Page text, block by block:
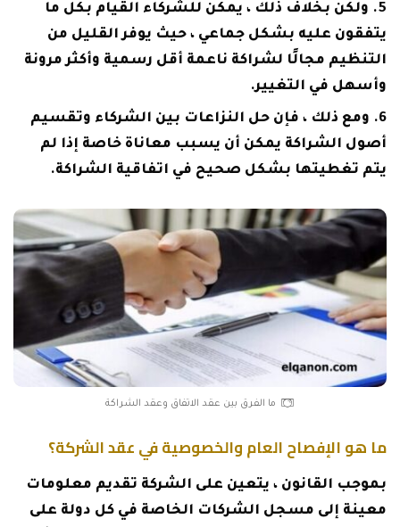
ولكن بخلاف ذلك ، يمكن للشركاء القيام بكل ما
يتفقون عليه بشكل جماعي ، حيث يوفر القليل من
التنظيم مجالًا لشراكة ناعمة أقل رسمية وأكثر مرونة
وأسهل في التغيير.
ومع ذلك ، فإن حل النزاعات بين الشركاء وتقسيم
أصول الشراكة يمكن أن يسبب معاناة خاصة إذا لم
يتم تغطيتها بشكل صحيح في اتفاقية الشراكة.
ما الفرق بين عقد الاتفاق وعقد الشراكة
ما هو الإفصاح العام والخصوصية في عقد الشركة؟
بموجب القانون ، يتعين على الشركة تقديم معلومات
معينة إلى مسجل الشركات الخاصة في كل دولة على